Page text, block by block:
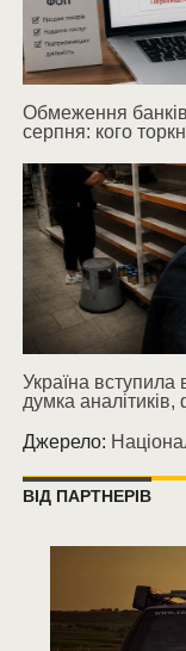
Обмеження
серпня: кого
Україна вступила
думка
Джерело:
ВІД ПАРТНЕРІВ